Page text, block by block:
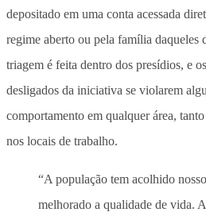
depositado em uma conta acessada
regime aberto ou pela família daqueles
triagem é feita dentro dos presídios, e
desligados da iniciativa se violarem
comportamento em qualquer área,
nos locais de trabalho.
“A população tem acolhido
melhorado a qualidade de vida.